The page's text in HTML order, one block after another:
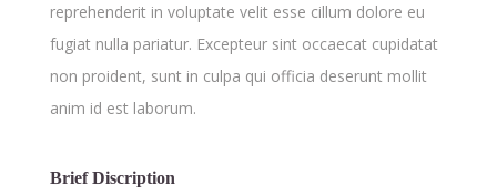
reprehenderit in voluptate velit esse cillum dolore eu
fugiat nulla pariatur. Excepteur sint occaecat cupidatat
non proident, sunt in culpa qui officia deserunt mollit
anim id est laborum.
Brief Discription